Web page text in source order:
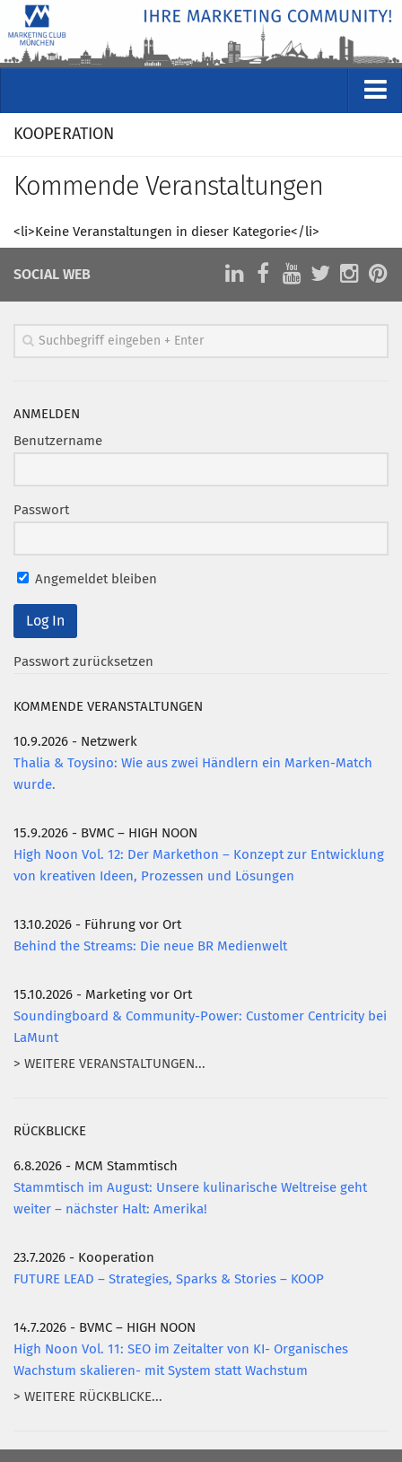
VERANSTALTUNGEN
Rückblicke
Clubführung
Marketing Pioniere
Arbeitsgruppen
Mentoring
Partnerschaften
Bundesverband Marketing Clubs
MARKETING PIONIERE
Newsletter
Clubmagazin
MCM Club TV
Mitglied werden
PODCAST
KONTAKT
KOOPERATION
Kommende Veranstaltungen
<li>Keine Veranstaltungen in dieser Kategorie</li>
SOCIAL WEB
ANMELDEN
Benutzername
Passwort
Angemeldet bleiben
Passwort zurücksetzen
KOMMENDE VERANSTALTUNGEN
10.9.2026 - Netzwerk
Thalia & Toysino: Wie aus zwei Händlern ein Marken-Match
wurde.
15.9.2026 - BVMC – HIGH NOON
High Noon Vol. 12: Der Markethon – Konzept zur Entwicklung
von kreativen Ideen, Prozessen und Lösungen
13.10.2026 - Führung vor Ort
Behind the Streams: Die neue BR Medienwelt
15.10.2026 - Marketing vor Ort
Soundingboard & Community-Power: Customer Centricity bei
LaMunt
> WEITERE VERANSTALTUNGEN...
RÜCKBLICKE
6.8.2026 - MCM Stammtisch
Stammtisch im August: Unsere kulinarische Weltreise geht
weiter – nächster Halt: Amerika!
23.7.2026 - Kooperation
FUTURE LEAD – Strategies, Sparks & Stories – KOOP
14.7.2026 - BVMC – HIGH NOON
High Noon Vol. 11: SEO im Zeitalter von KI- Organisches
Wachstum skalieren- mit System statt Wachstum
> WEITERE RÜCKBLICKE...